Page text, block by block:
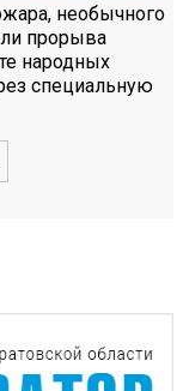
необычного
прорыва
народных
специальную